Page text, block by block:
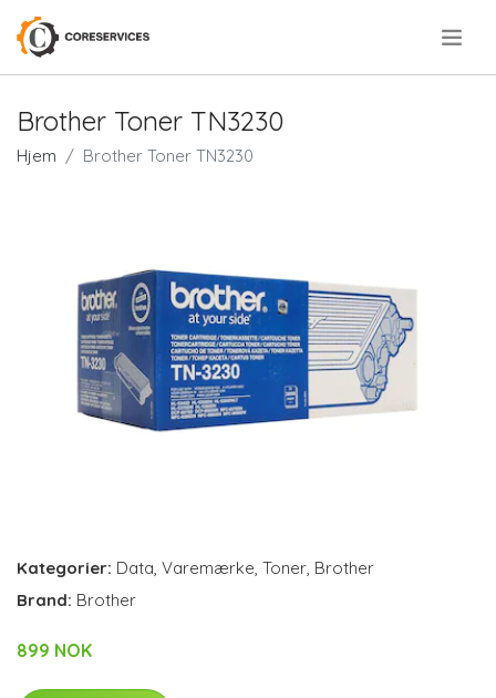
Brother Toner TN3230
Hjem Brother Toner TN3230
Kategorier: Data Varemærke Toner Brother
Brand: Brother
899 NOK